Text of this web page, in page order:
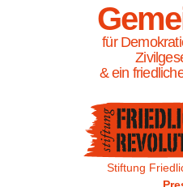
für
& ein
Stiftung